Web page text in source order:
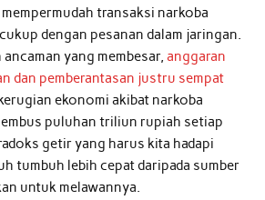
transaksi narkoba
dengan pesanan dalam jaringan.
yang membesar, anggaran
dan pemberantasan justru sempat
ekonomi akibat narkoba
puluhan triliun rupiah setiap
getir yang harus kita hadapi
tumbuh lebih cepat daripada sumber
untuk melawannya.